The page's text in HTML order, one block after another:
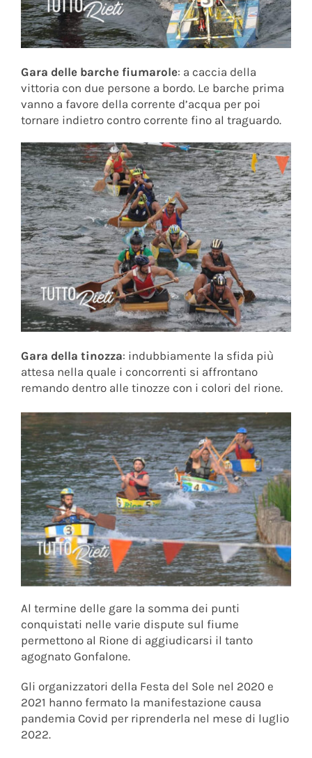
Gara delle barche fiumarole: a caccia della
vittoria con due persone a bordo. Le barche prima
vanno a favore della corrente d’acqua per poi
tornare indietro contro corrente fino al traguardo.
Gara della tinozza: indubbiamente la sfida più
attesa nella quale i concorrenti si affrontano
remando dentro alle tinozze con i colori del rione.
Al termine delle gare la somma dei punti
conquistati nelle varie dispute sul fiume
permettono al Rione di aggiudicarsi il tanto
agognato Gonfalone.
Gli organizzatori della Festa del Sole nel 2020 e
2021 hanno fermato la manifestazione causa
pandemia Covid per riprenderla nel mese di luglio
2022.